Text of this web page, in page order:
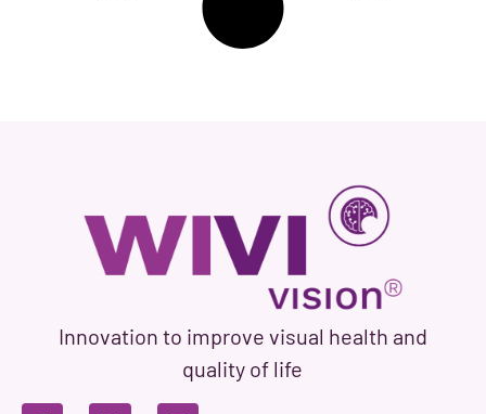
Innovation to improve visual health and
quality of life